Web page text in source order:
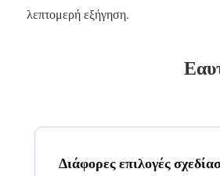
λεπτομερή εξήγηση.
Διάφορες επιλογές